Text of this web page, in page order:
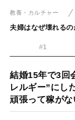
教養・カルチャー
夫婦はなぜ壊れるの
#1
結婚15年で3回
レルギー”にし
頑張って稼がな